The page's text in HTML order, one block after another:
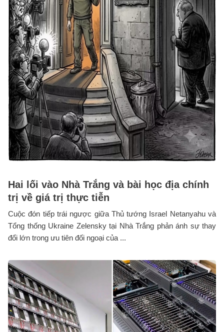
Hai lối vào Nhà Trắng và bài học địa chính
trị về giá trị thực tiễn
Cuộc đón tiếp trái ngược giữa Thủ tướng Israel Netanyahu và
Tổng thống Ukraine Zelensky tại Nhà Trắng phản ánh sự thay
đổi lớn trong ưu tiên đối ngoại của ...